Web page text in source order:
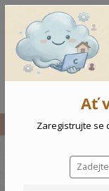
Vše
Ať
Zaregistrujte se